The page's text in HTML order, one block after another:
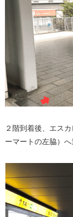
２階到着後、エス
ーマートの左脇）へ